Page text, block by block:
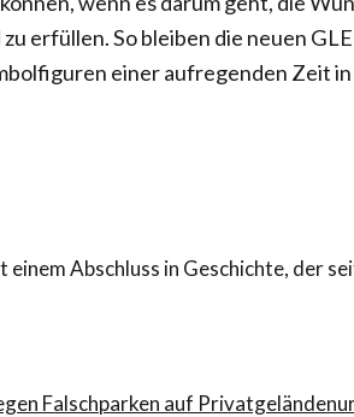
erfüllen. So bleiben die neuen
einer aufregenden Zeit
Abschluss in Geschichte, der
Falschparken auf Privatgelände